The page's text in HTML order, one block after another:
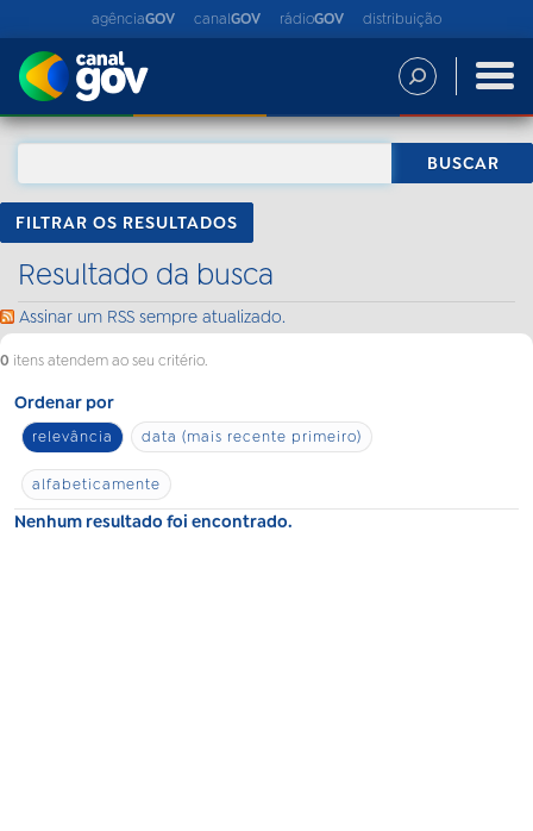
agênciaGOV canalGOV rádioGOV distribuição
FILTRAR OS RESULTADOS
Resultado da busca
Assinar um RSS sempre atualizado.
0 itens atendem ao seu critério.
Ordenar por
relevância data (mais recente primeiro)
alfabeticamente
Nenhum resultado foi encontrado.